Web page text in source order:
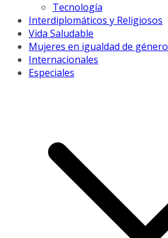
Tecnología
Interdiplomáticos y Religiosos
Vida Saludable
Mujeres en igualdad de género
Internacionales
Especiales